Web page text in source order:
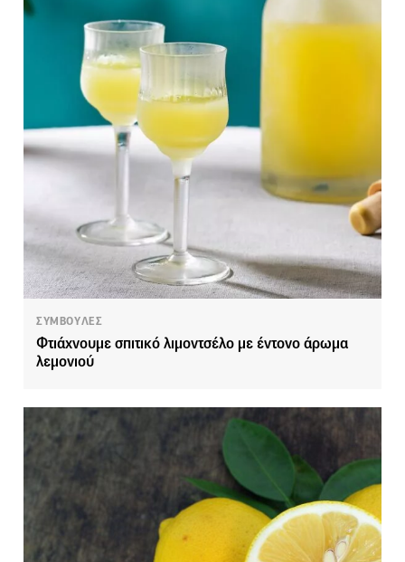
ΣΥΜΒΟΥΛΕΣ
Φτιάχνουμε σπιτικό λιμοντσέλο με έντονο άρωμα
λεμονιού